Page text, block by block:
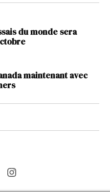
du monde sera
maintenant avec